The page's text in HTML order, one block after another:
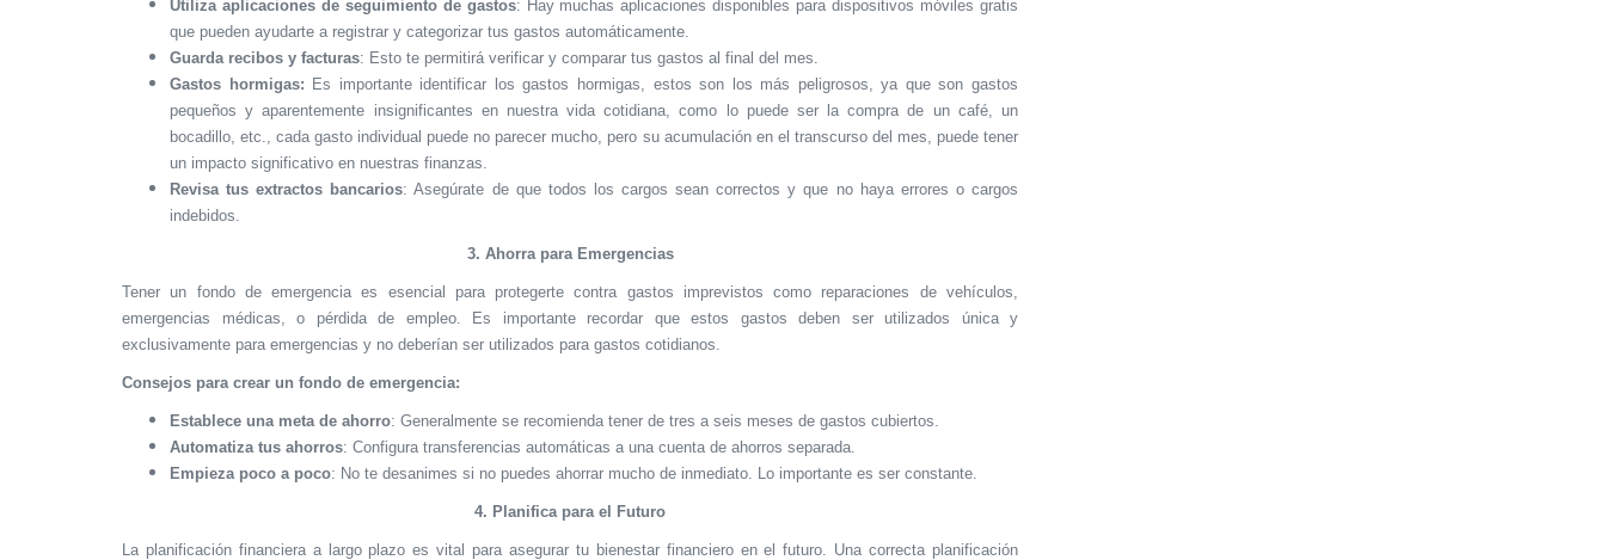
Utiliza aplicaciones de seguimiento de gastos: Hay muchas aplicaciones disponibles para dispositivos móviles gratis
que pueden ayudarte a registrar y categorizar tus gastos automáticamente.
Guarda recibos y facturas: Esto te permitirá verificar y comparar tus gastos al final del mes.
Gastos hormigas: Es importante identificar los gastos hormigas, estos son los más peligrosos, ya que son gastos
pequeños y aparentemente insignificantes en nuestra vida cotidiana, como lo puede ser la compra de un café, un
bocadillo, etc., cada gasto individual puede no parecer mucho, pero su acumulación en el transcurso del mes, puede tener
un impacto significativo en nuestras finanzas.
Revisa tus extractos bancarios: Asegúrate de que todos los cargos sean correctos y que no haya errores o cargos
indebidos.
3. Ahorra para Emergencias
Tener un fondo de emergencia es esencial para protegerte contra gastos imprevistos como reparaciones de vehículos,
emergencias médicas, o pérdida de empleo. Es importante recordar que estos gastos deben ser utilizados única y
exclusivamente para emergencias y no deberían ser utilizados para gastos cotidianos.
Consejos para crear un fondo de emergencia:
Establece una meta de ahorro: Generalmente se recomienda tener de tres a seis meses de gastos cubiertos.
Automatiza tus ahorros: Configura transferencias automáticas a una cuenta de ahorros separada.
Empieza poco a poco: No te desanimes si no puedes ahorrar mucho de inmediato. Lo importante es ser constante.
4. Planifica para el Futuro
La planificación financiera a largo plazo es vital para asegurar tu bienestar financiero en el futuro. Una correcta planificación